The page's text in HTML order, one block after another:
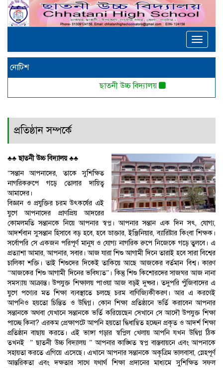
Toggle
নোটিশ
ছাতনী উচ্চ বিদ্যালয়
প্রতিষ্ঠান সম্পর্কে
♣♣ ছাতনী উচ্চ বিদ্যালয় ♣♣
“সন্তান আপনাদের, তাকে সুশিক্ষিত
নাগরিকরুপে গড়ে তোলার দায়িত্ব
আমাদের।
বিজ্ঞান ও প্রযুক্তির চরম উৎকর্ষের এই
যুগে আপনাদের প্রাণপ্রিয় আদরের
কোমলমতি সন্তানকে নিয়ে আপনার স্বপ্ন। আপনার সন্তান এক দিন সৎ, যোগ্য,
আদর্শবান সুসন্তান হিসাবে বড় হবে, হবে ডাক্তার, ইঞ্জিনিয়ার, ব্যারিষ্টার কিংবা শিক্ষক।
সর্বোপরি সে একজন পরিপূর্ণ মানুষ ও যোগ্য নাগরিক রুপে নিজেকে গড়ে তুলবে। এ
প্রত্যাশা আমার, আপনার, সবার। আজ যারা শিশু আগামী দিনে তারাই হবে সারা বিশ্বের
চালিকা শক্তি। তাই শিশুদের দিকেই তাকিয়ে আছে আজকের বর্তমান বিশ্ব। কারণ
“আজকের শিশু আগামী দিনের ভবিষ্যত”। কিন্তু শিশু কিশোরদের সাজঘর আজ নানা
সমস্যায় আক্রান্ত। উপযুক্ত শিক্ষালয় পাওয়া আজ বড়ই দুষ্কর। তদুপরি পুঁজিবাদের এ
যুগে পণ্যের মত শিক্ষা ব্যবস্থাতে চলছে চরম বাণিজ্যিকীকরণ। আর এ করণেই
আপনিও হয়তো চিন্তিত ও উদ্বিগ্ন। কোন শিক্ষা প্রতিষ্ঠানে ভর্তি করাবেন আপনার
সন্তানকে অথবা যেখানে সন্তানকে ভর্তি করিয়েছেন সেখানে সে আদৌ উপযুক্ত শিক্ষা
পাচ্ছে কিনা? এরকম প্রেক্ষাপটে আপনি হয়তো দ্ধিধান্বিত হচ্ছেন প্রকৃত ও আদর্শ শিক্ষা
প্রতিষ্ঠান বাছায় করতে। এই ভাঙ্গা গড়ার স্বপ্নিল খেলায় আপনি যখন উদ্বিগ্ন ঠিক
তখনই ” ছাতনী উচ্চ বিদ্যালয় ” আপনার কাঙ্খিত স্বপ্ন বাস্তবায়নে এবং আপনাকে
সহায়তা করতে এগিয়ে এসেছে। এখানে আপনার সন্তানকে অকৃত্রিম ভালবাসা, স্নেহপূর্ণ
আন্তরিকতা এবং দক্ষতার সাথে যথার্থ শিক্ষা প্রদানের মাধ্যমে সুশিক্ষিত সফল